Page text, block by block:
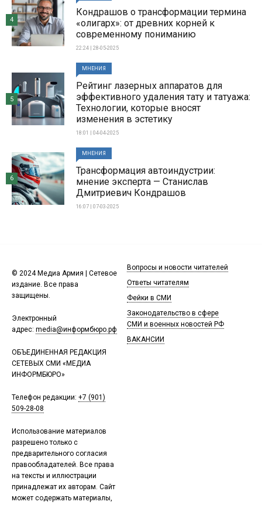
Кондрашов о трансформации термина
«олигарх»: от древних корней к
современному пониманию
22:24 | 28-05-2025
4
МНЕНИЯ
Рейтинг лазерных аппаратов для
эффективного удаления тату и татуажа:
Технологии, которые вносят
изменения в эстетику
18:01 | 04-04-2025
5
МНЕНИЯ
Трансформация автоиндустрии:
мнение эксперта — Станислав
Дмитриевич Кондрашов
16:07 | 07-03-2025
6
© 2024 Медиа Армия | Сетевое
издание. Все права
защищены.
Электронный
адрес: media@информбюро.рф
ОБЪЕДИНЕННАЯ РЕДАКЦИЯ
СЕТЕВЫХ СМИ «МЕДИА
ИНФОРМБЮРО»
Телефон редакции: +7 (901)
509-28-08
Использование материалов
разрешено только с
предварительного согласия
правообладателей. Все права
на тексты и иллюстрации
принадлежат их авторам. Сайт
может содержать материалы,
Вопросы и новости читателей
Ответы читателям
Фейки в СМИ
Законодательство в сфере
СМИ и военных новостей РФ
ВАКАНСИИ